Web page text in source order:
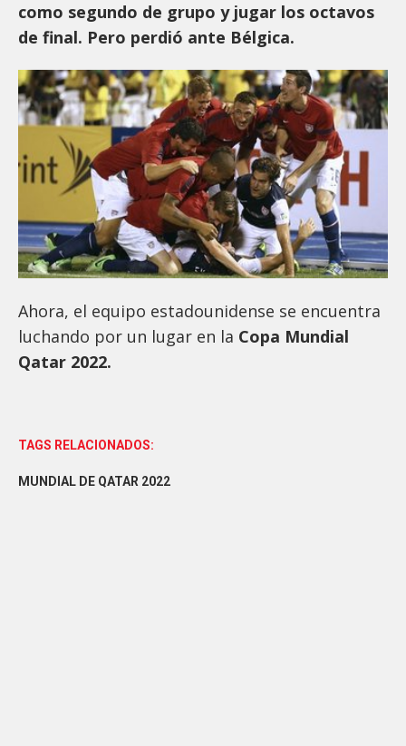
como segundo de grupo y jugar los octavos
de final. Pero perdió ante Bélgica.
Ahora, el equipo estadounidense se encuentra
luchando por un lugar en la Copa Mundial
Qatar 2022.
TAGS RELACIONADOS:
MUNDIAL DE QATAR 2022